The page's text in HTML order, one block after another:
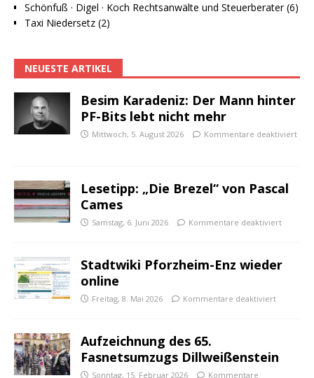
Schönfuß · Digel · Koch Rechtsanwälte und Steuerberater (6)
Taxi Niedersetz (2)
NEUESTE ARTIKEL
Besim Karadeniz: Der Mann hinter
PF-Bits lebt nicht mehr
Mittwoch, 5. August 2026 Kommentare deaktiviert
Lesetipp: „Die Brezel“ von Pascal
Cames
Samstag, 6. Juni 2026 Kommentare deaktiviert
Stadtwiki Pforzheim-Enz wieder
online
Freitag, 8. Mai 2026 Kommentare deaktiviert
Aufzeichnung des 65.
Fasnetsumzugs Dillweißenstein
Sonntag, 15. Februar 2026
Kommentare